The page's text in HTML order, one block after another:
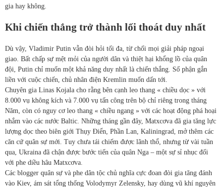
gia hay không.
Khi chiến thắng trở thành lối thoát duy nhất
Dù vậy, Vladimir Putin vẫn đòi hỏi tối đa, từ chối mọi giải pháp ngoại
giao. Bất chấp sự mệt mỏi của người dân và thiệt hại khổng lồ của quân
đội, Putin chỉ muốn một khả năng duy nhất là chiến thắng. Số phận gắn
liền với cuộc chiến, chủ nhân điện Kremlin muốn dấn tới.
Chuyên gia Linas Kojala cho rằng bên cạnh leo thang « chiều dọc » với
8.000 vụ không kích và 7.000 vụ tấn công trên bộ chỉ riêng trong tháng
Năm, còn có nguy cơ leo thang « chiều ngang » với các hoạt động phá hoại
nhắm vào các nước Baltic. Những tháng gần đây, Matxcơva đã gia tăng lực
lượng dọc theo biên giới Thụy Điển, Phần Lan, Kaliningrad, mở thêm các
căn cứ quân sự mới. Tuy chưa tái chiếm được lãnh thổ, nhưng từ vài tuần
qua, Ukraina đã chận được bước tiến của quân Nga – một sự sỉ nhục đối
với phe diều hâu Matxcơva.
Các blogger quân sự và phe dân tộc chủ nghĩa cực đoan đòi gia tăng đánh
vào Kiev, ám sát tổng thống Volodymyr Zelensky, hay dùng vũ khí nguyên